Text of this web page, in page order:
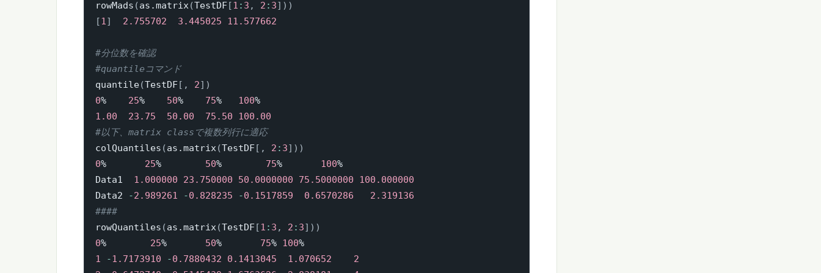
rowMads (as.matrix(TestDF [1 : 3 , 2 : 3] ) )
[1] 2.755702 3.445025 11.577662
#分位数を確認
#quantileコマンド
quantile(TestDF [ , 2] )
0% 25% 50% 75% 100
1.00
23.75 50.00 75.50
100.00
#以下、matrix classで複数列行に適応
colQuantiles (as.matrix(TestDF [ , 2 : 3] ) )
0% 25% 50% 75% 100%
Data1 1.000000 23.750000 50.0000000 75.5000000
100.000000
Data2
-2.989261 -0.828235 -0.1517859 0.6570286
2.319136
####
rowQuantiles (as.matrix(TestDF [1 : 3 , 2 : 3] ) )
0% 25% 50% 75% 100
1
-1.7173910 -0.7880432 0.1413045 1.070652
2